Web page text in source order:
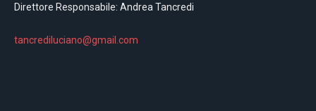
Direttore Responsabile: Andrea Tancredi
tancrediluciano@gmail.com